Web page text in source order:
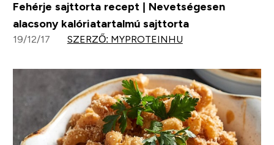
Fehérje sajttorta recept | Nevetségesen
alacsony kalóriatartalmú sajttorta
19/12/17 SZERZŐ: MYPROTEINHU